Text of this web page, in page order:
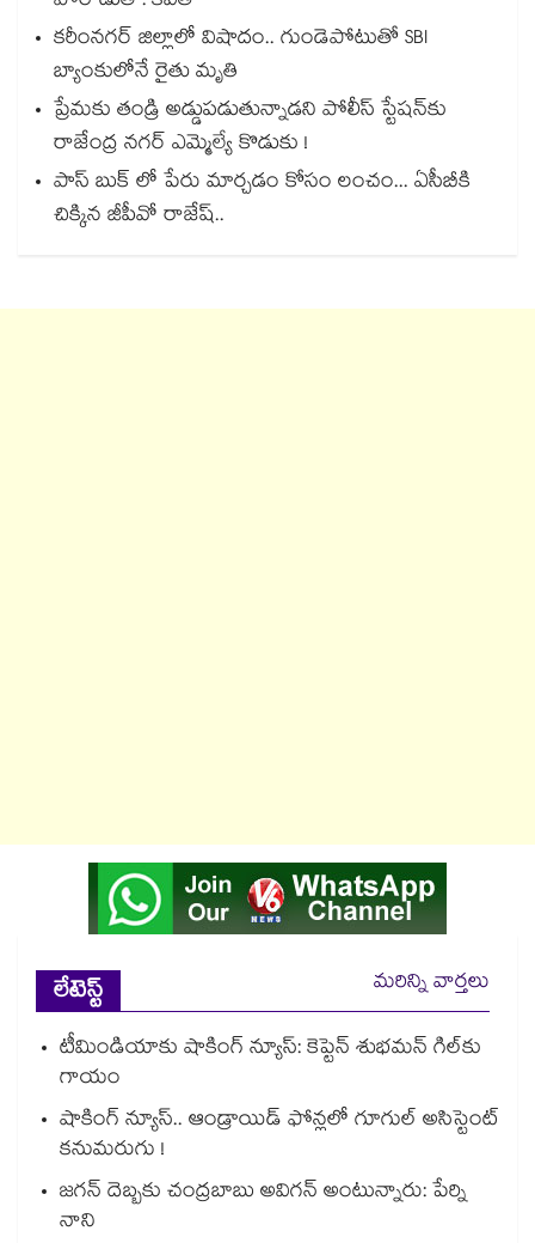
కరీంనగర్ జిల్లాలో విషాదం.. గుండెపోటుతో SBI
బ్యాంకులోనే రైతు మృతి
ప్రేమకు తండ్రి అడ్డుపడుతున్నాడని పోలీస్ స్టేషన్⁪కు
రాజేంద్ర నగర్ ఎమ్మెల్యే కొడుకు !
పాస్ బుక్ లో పేరు మార్చడం కోసం లంచం... ఏసీబీకి
చిక్కిన జీపీవో రాజేష్..
లేటెస్ట్
మరిన్ని వార్తలు
టీమిండియాకు షాకింగ్ న్యూస్: కెప్టెన్ శుభమన్ గిల్‎కు
గాయం
షాకింగ్ న్యూస్.. ఆండ్రాయిడ్ ఫోన్లలో గూగుల్ అసిస్టెంట్
కనుమరుగు !
జగన్ దెబ్బకు చంద్రబాబు అవిగన్ అంటున్నారు: పేర్ని
నాని